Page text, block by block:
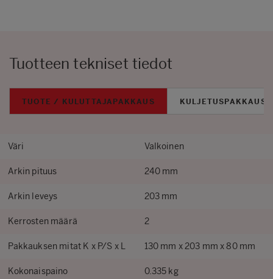
Tuotteen tekniset tiedot
TUOTE / KULUTTAJAPAKKAUS KULJETUSPAKKAUS
Väri Valkoinen
Arkin pituus 240 mm
Arkin leveys 203 mm
Kerrosten määrä 2
Pakkauksen mitat K x P/S x L 130 mm x 203 mm x 80 mm
Kokonaispaino 0.335 kg